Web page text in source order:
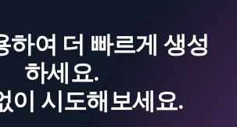
하여 더 빠르게 생성
하세요.
이 시도해보세요.